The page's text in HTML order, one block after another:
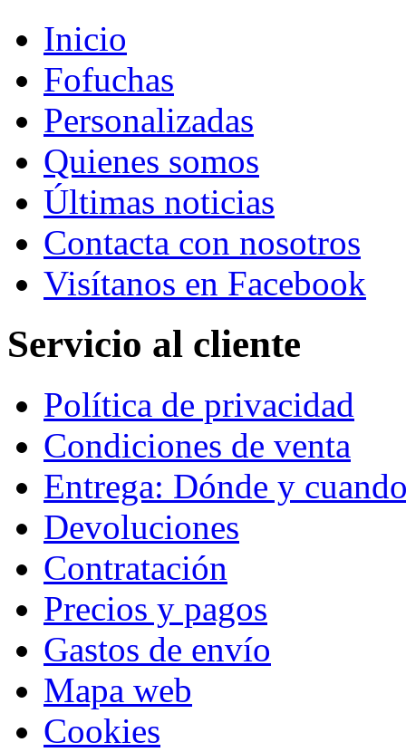
Inicio
Fofuchas
Personalizadas
Quienes somos
Últimas noticias
Contacta con nosotros
Visítanos en Facebook
Servicio al cliente
Política de privacidad
Condiciones de venta
Entrega: Dónde y
Devoluciones
Contratación
Precios y pagos
Gastos de envío
Mapa web
Cookies